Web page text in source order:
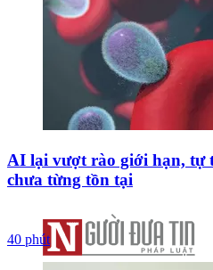
AI lại vượt rào giới hạn, tự
chưa từng tồn tại
40 phút